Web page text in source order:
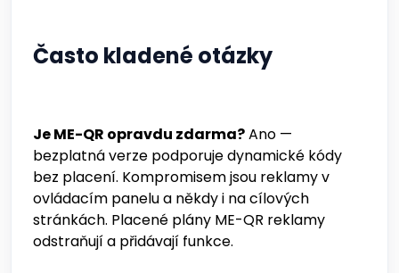
Často kladené otázky
Je ME-QR opravdu zdarma?Ano —
bezplatná verze podporuje dynamické kódy
bez placení. Kompromisem jsou reklamy v
ovládacím panelu a někdy i na cílových
stránkách. Placené plány ME-QR reklamy
odstraňují a přidávají funkce.